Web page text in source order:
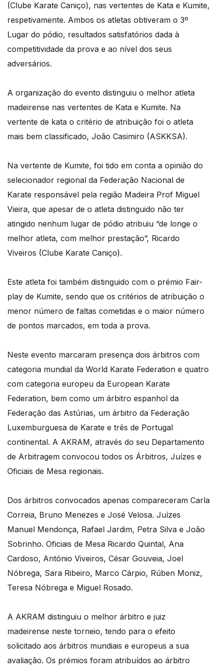
(Clube Karate Caniço), nas vertentes de Kata e Kumite,
respetivamente. Ambos os atletas obtiveram o 3º
Lugar do pódio, resultados satisfatórios dada à
competitividade da prova e ao nível dos seus
adversários.
A organização do evento distinguiu o melhor atleta
madeirense nas vertentes de Kata e Kumite. Na
vertente de kata o critério de atribuição foi o atleta
mais bem classificado, João Casimiro (ASKKSA).
Na vertente de Kumite, foi tido em conta a opinião do
selecionador regional da Federação Nacional de
Karate responsável pela região Madeira Prof Miguel
Vieira, que apesar de o atleta distinguido não ter
atingido nenhum lugar de pódio atribuiu “de longe o
melhor atleta, com melhor prestação”, Ricardo
Viveiros (Clube Karate Caniço).
Este atleta foi também distinguido com o prémio Fair-
play de Kumite, sendo que os critérios de atribuição o
menor número de faltas cometidas e o maior número
de pontos marcados, em toda a prova.
Neste evento marcaram presença dois árbitros com
categoria mundial da World Karate Federation e quatro
com categoria europeu da European Karate
Federation, bem como um árbitro espanhol da
Federação das Astúrias, um árbitro da Federação
Luxemburguesa de Karate e três de Portugal
continental. A AKRAM, através do seu Departamento
de Arbitragem convocou todos os Árbitros, Juízes e
Oficiais de Mesa regionais.
Dos árbitros convocados apenas compareceram Carla
Correia, Bruno Menezes e José Velosa. Juízes
Manuel Mendonça, Rafael Jardim, Petra Silva e João
Sobrinho. Oficiais de Mesa Ricardo Quintal, Ana
Cardoso, António Viveiros, César Gouveia, Joel
Nóbrega, Sara Ribeiro, Marco Cárpio, Rúben Moniz,
Teresa Nóbrega e Miguel Rosado.
A AKRAM distinguiu o melhor árbitro e juiz
madeirense neste torneio, tendo para o efeito
solicitado aos árbitros mundiais e europeus a sua
avaliação. Os prémios foram atribuídos ao árbitro